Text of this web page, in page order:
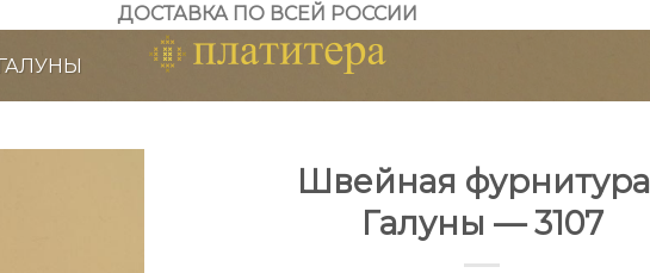
ДОСТАВКА ПО ВСЕЙ РОССИИ
Швейная фурнитура |
Галуны — 3107